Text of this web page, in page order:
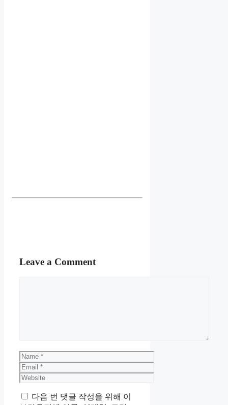
Leave a Comment
Name
Email
Website
다음 번 댓글 작성을 위해 이